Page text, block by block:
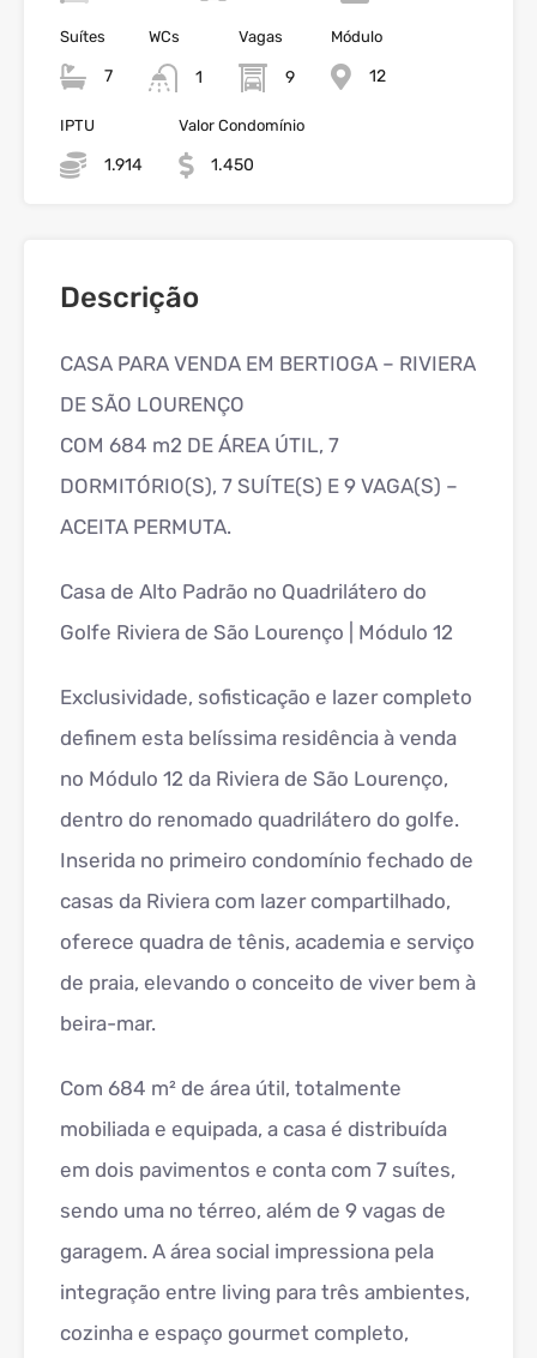
WCs
1
Vagas
9
Suítes
7
Módulo
12
IPTU
1.914
Valor Condomínio
1.450
Descrição
CASA PARA VENDA EM BERTIOGA – RIVIERA
DE SÃO LOURENÇO
COM 684 m2 DE ÁREA ÚTIL, 7
DORMITÓRIO(S), 7 SUÍTE(S) E 9 VAGA(S) –
ACEITA PERMUTA.
Casa de Alto Padrão no Quadrilátero do
Golfe Riviera de São Lourenço | Módulo 12
Exclusividade, sofisticação e lazer completo
definem esta belíssima residência à venda
no Módulo 12 da Riviera de São Lourenço,
dentro do renomado quadrilátero do golfe.
Inserida no primeiro condomínio fechado de
casas da Riviera com lazer compartilhado,
oferece quadra de tênis, academia e serviço
de praia, elevando o conceito de viver bem à
beira-mar.
Com 684 m² de área útil, totalmente
mobiliada e equipada, a casa é distribuída
em dois pavimentos e conta com 7 suítes,
sendo uma no térreo, além de 9 vagas de
garagem. A área social impressiona pela
integração entre living para três ambientes,
cozinha e espaço gourmet completo,